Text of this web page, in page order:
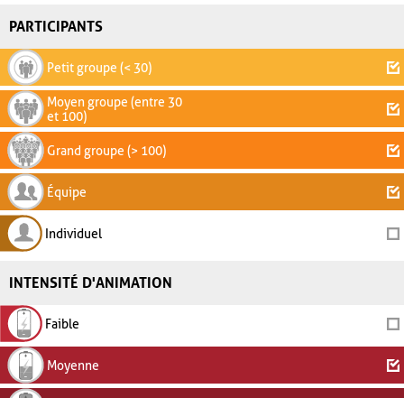
PARTICIPANTS
Petit groupe (< 30)
Moyen groupe (entre 30
et 100)
Grand groupe (> 100)
Équipe
Individuel
INTENSITÉ D'ANIMATION
Faible
Moyenne